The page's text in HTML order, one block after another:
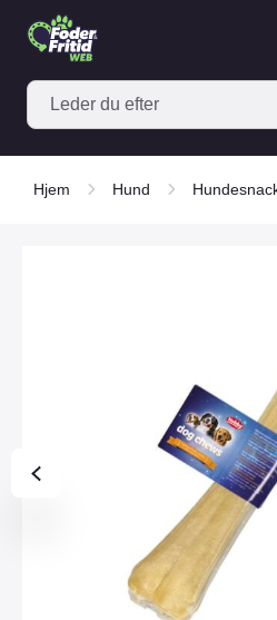
Hjem Hund